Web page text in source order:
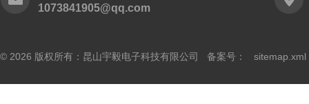
1073841905@qq.com
© 2026 版权所有：昆山宇毅电子科技有限公司 备案号： sitemap.xml